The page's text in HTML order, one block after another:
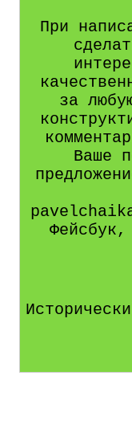
При
за
Ваше